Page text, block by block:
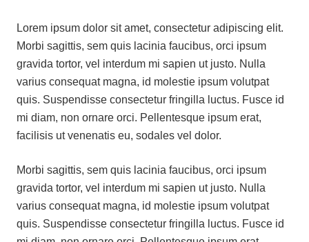
Lorem ipsum dolor sit amet, consectetur adipiscing elit.
Morbi sagittis, sem quis lacinia faucibus, orci ipsum
gravida tortor, vel interdum mi sapien ut justo. Nulla
varius consequat magna, id molestie ipsum volutpat
quis. Suspendisse consectetur fringilla luctus. Fusce id
mi diam, non ornare orci. Pellentesque ipsum erat,
facilisis ut venenatis eu, sodales vel dolor.
Morbi sagittis, sem quis lacinia faucibus, orci ipsum
gravida tortor, vel interdum mi sapien ut justo. Nulla
varius consequat magna, id molestie ipsum volutpat
quis. Suspendisse consectetur fringilla luctus. Fusce id